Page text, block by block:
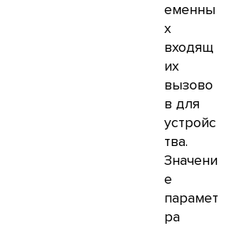
еменны
х
входящ
их
вызово
в для
устройс
тва.
Значени
е
парамет
ра